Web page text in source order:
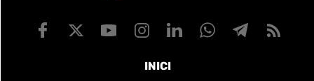
INICI